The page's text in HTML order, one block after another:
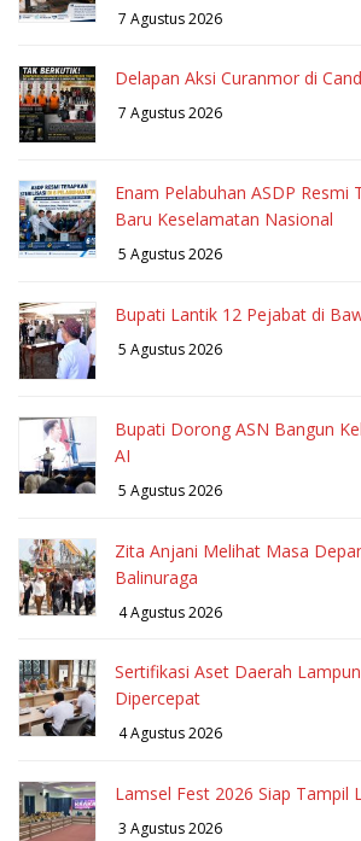
7 Agustus 2026
Delapan Aksi Curanmor di
7 Agustus 2026
Enam Pelabuhan ASDP Resmi
Baru Keselamatan Nasional
5 Agustus 2026
Bupati Lantik 12 Pejabat di
5 Agustus 2026
Bupati Dorong ASN Bangun
AI
5 Agustus 2026
Zita Anjani Melihat Masa
Balinuraga
4 Agustus 2026
Sertifikasi Aset Daerah
Dipercepat
4 Agustus 2026
Lamsel Fest 2026 Siap Tampil
3 Agustus 2026